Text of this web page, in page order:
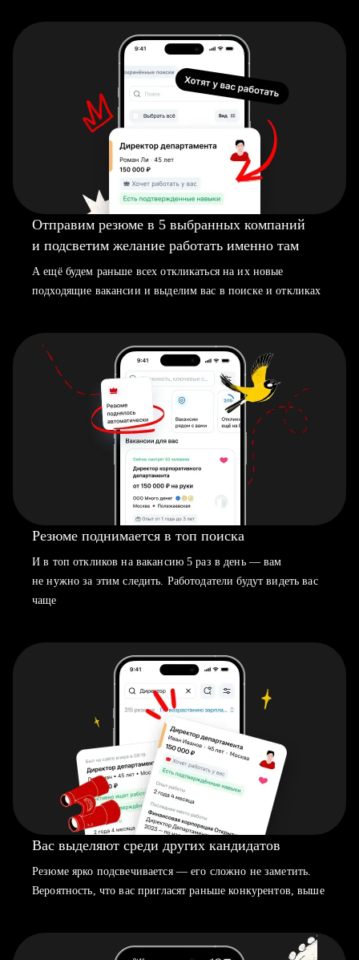
Отправим резюме в 5 выбранных компаний
и подсветим желание работать именно там
А ещё будем раньше всех откликаться на их новые
подходящие вакансии и выделим вас в поиске и откликах
Резюме поднимается в топ поиска
И в топ откликов на вакансию 5 раз в день — вам
не нужно за этим следить. Работодатели будут видеть вас
чаще
Вас выделяют среди других кандидатов
Резюме ярко подсвечивается — его сложно не заметить.
Вероятность, что вас пригласят раньше конкурентов, выше